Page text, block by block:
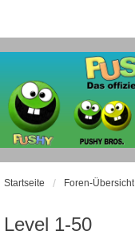
Startseite Foren-Übersicht
Level 1-50